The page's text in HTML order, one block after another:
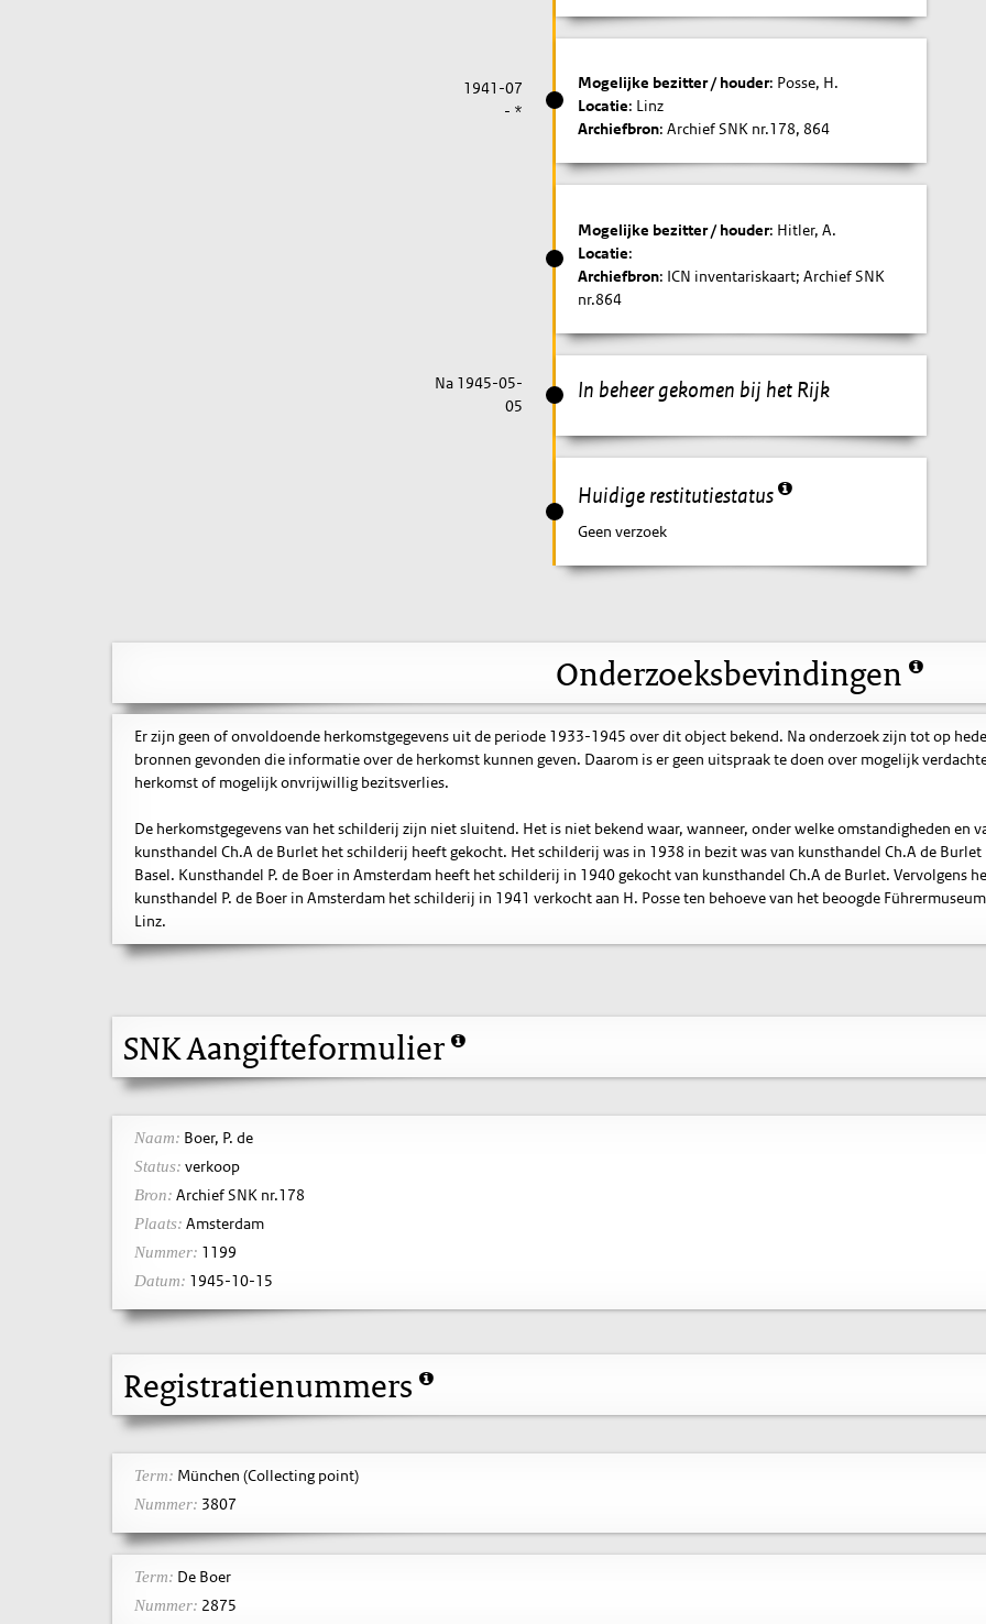
1941-07
- *
Mogelijke bezitter / houder: Posse, H.
Locatie: Linz
Archiefbron: Archief SNK nr.178, 864
Mogelijke bezitter / houder: Hitler, A.
Locatie:
Archiefbron: ICN inventariskaart; Archief SNK
nr.864
In beheer gekomen bij het Rijk
Na 1945-05-
05
Huidige restitutiestatus
Geen verzoek
Onderzoeksbevindingen
Er zijn geen of onvoldoende herkomstgegevens uit de periode 1933-1945 over dit object bekend. Na onderzoek zijn tot op
bronnen gevonden die informatie over de herkomst kunnen geven. Daarom is er geen uitspraak te doen over mogelijk
herkomst of mogelijk onvrijwillig bezitsverlies.
De herkomstgegevens van het schilderij zijn niet sluitend. Het is niet bekend waar, wanneer, onder welke omstandigheden en
kunsthandel Ch.A de Burlet het schilderij heeft gekocht. Het schilderij was in 1938 in bezit was van kunsthandel Ch.A de Burlet
Basel. Kunsthandel P. de Boer in Amsterdam heeft het schilderij in 1940 gekocht van kunsthandel Ch.A de Burlet. Vervolgens
kunsthandel P. de Boer in Amsterdam het schilderij in 1941 verkocht aan H. Posse ten behoeve van het beoogde
Linz.
SNK Aangifteformulier
Naam: Boer, P. de
Status: verkoop
Bron: Archief SNK nr.178
Plaats: Amsterdam
Nummer: 1199
Datum: 1945-10-15
Registratienummers
Term: München (Collecting point)
Nummer: 3807
Term: De Boer
Nummer: 2875